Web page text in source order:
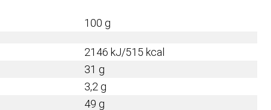
100 g
2146 kJ/515 kcal
31 g
3,2 g
49 g